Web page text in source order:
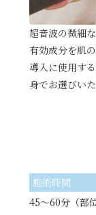
超音波の微細
有効成分を肌
導入に使用す
身でお選びいた
施術時間
45〜60分（部